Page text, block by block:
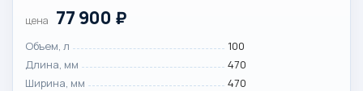
цена 77 900 ₽
Объем, л
100
Длина, мм
470
Ширина, мм
470